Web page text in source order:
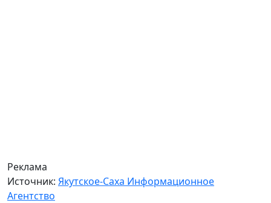
Реклама
Источник: Якутское-Саха Информационное
Агентство